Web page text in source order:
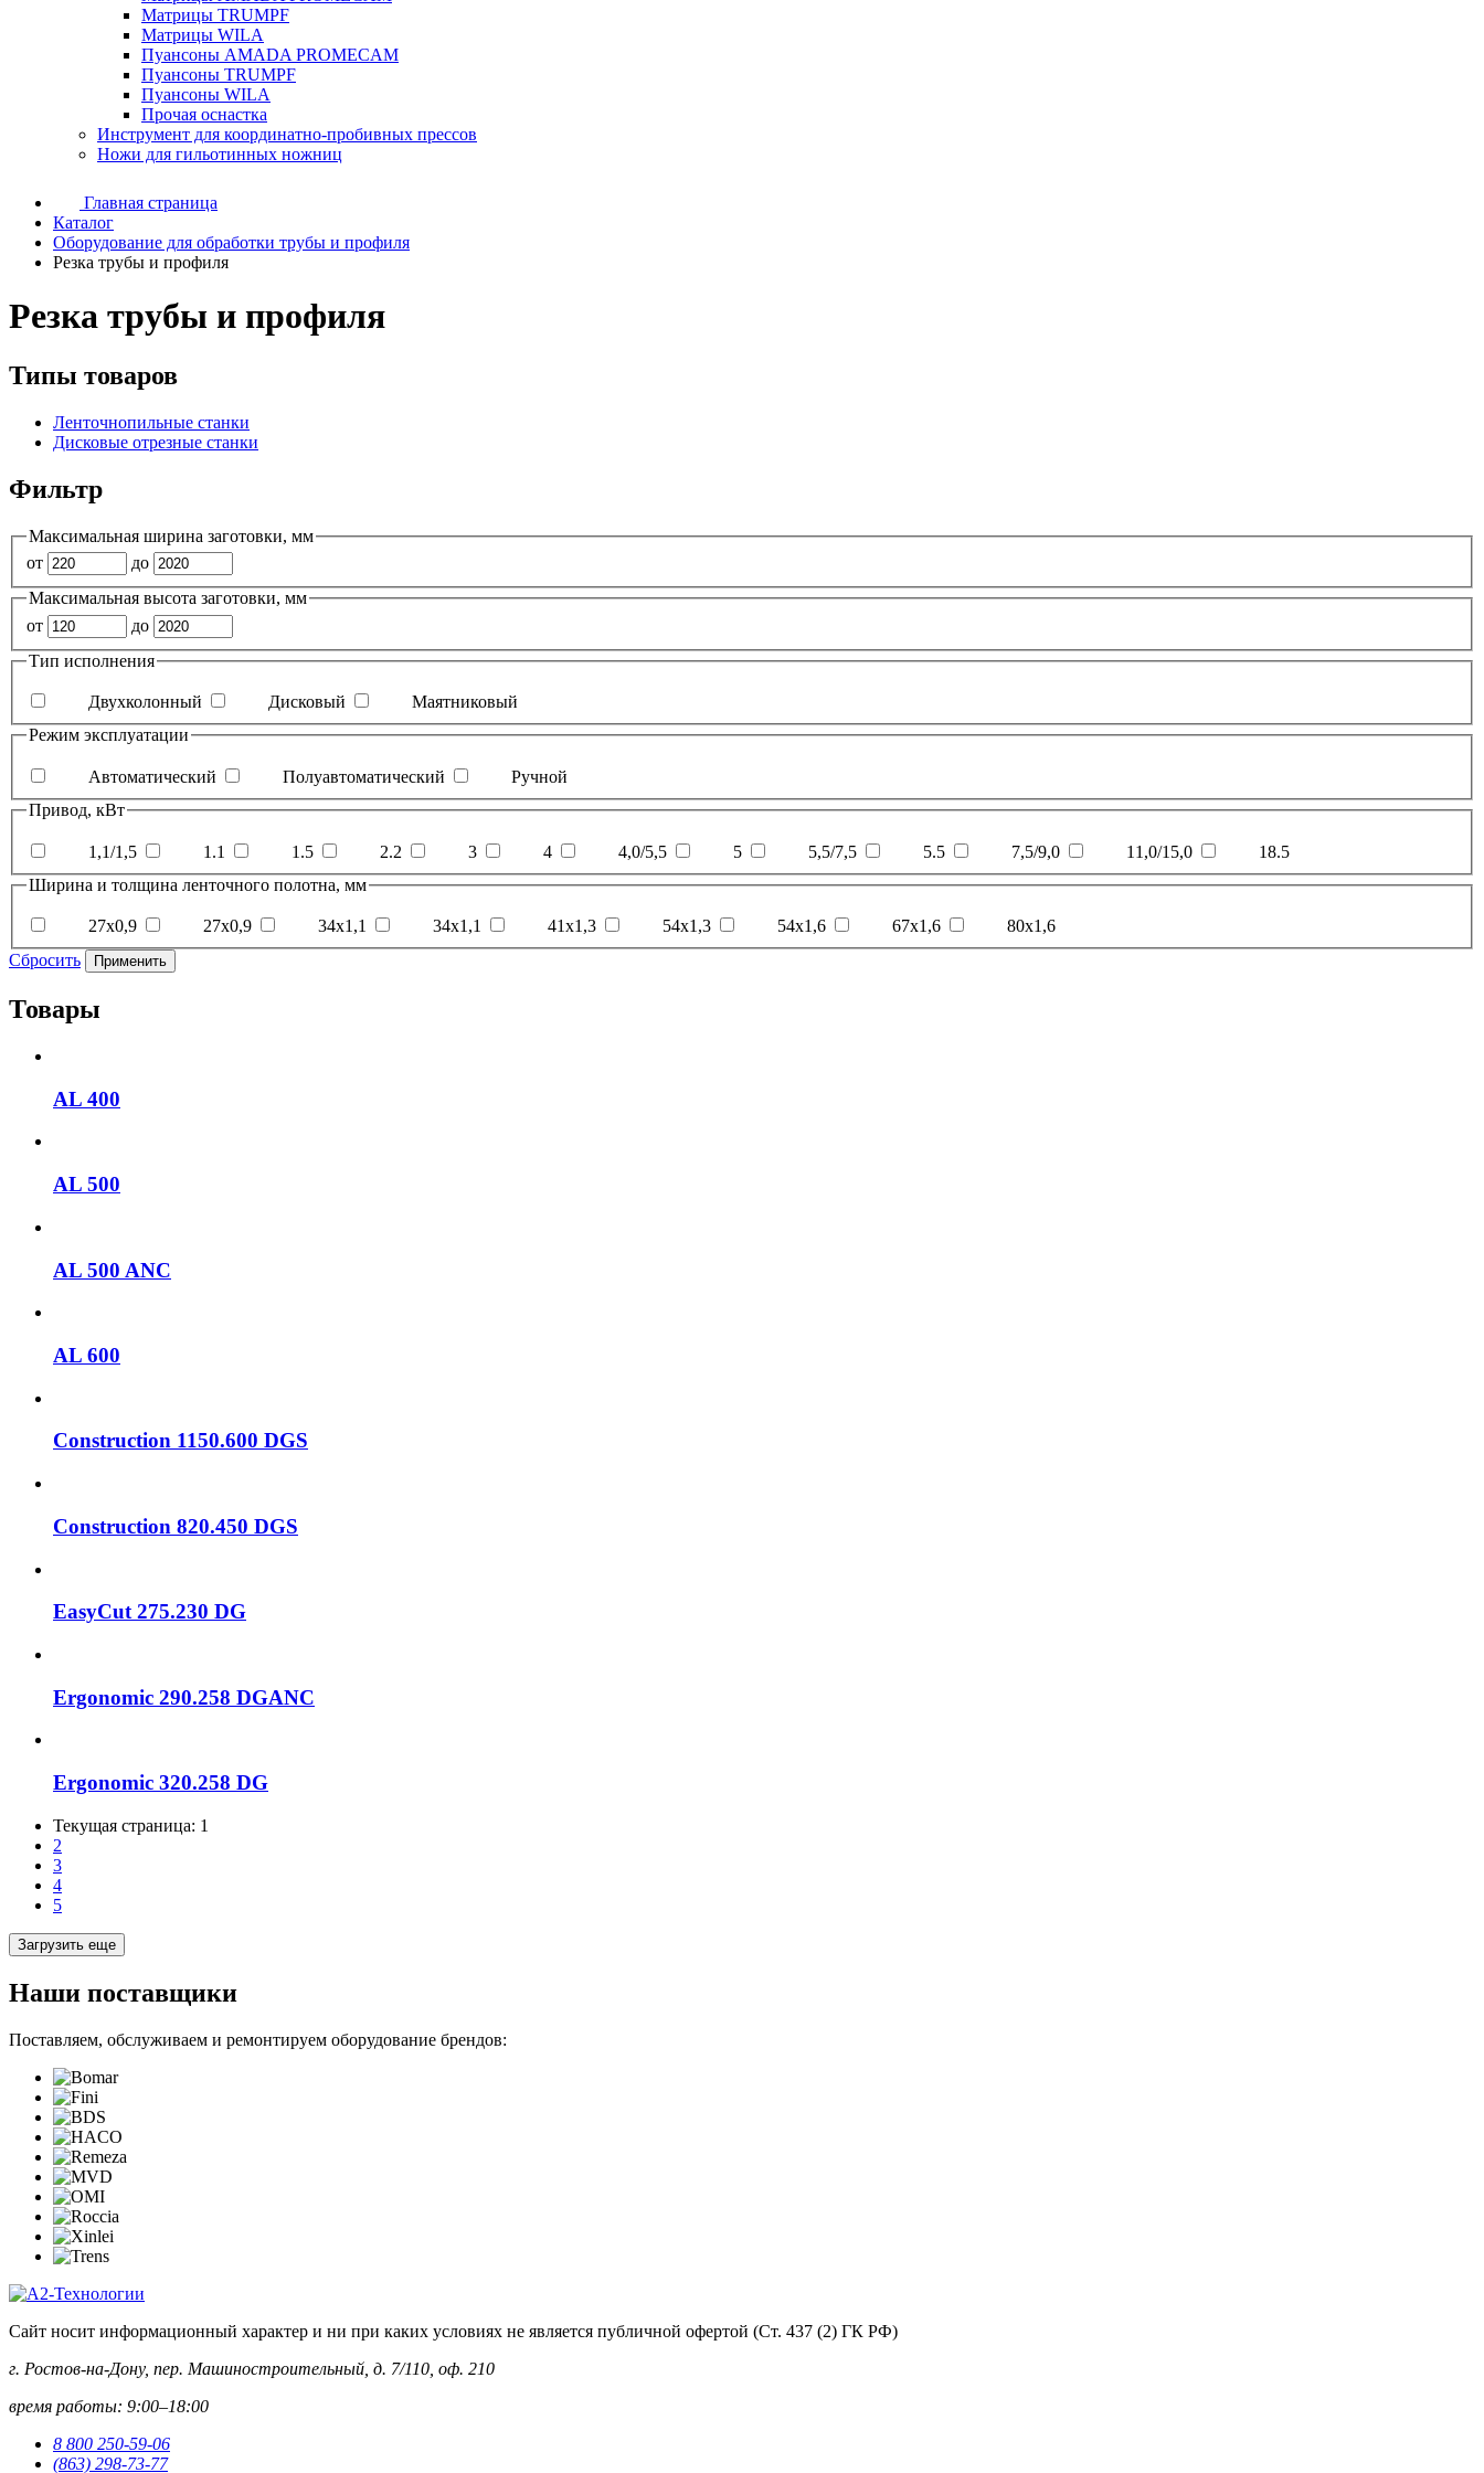
Матрицы TRUMPF
Матрицы WILA
Пуансоны AMADA PROMECAM
Пуансоны TRUMPF
Пуансоны WILA
Прочая оснастка
Инструмент для координатно-пробивных прессов
Ножи для гильотинных ножниц
Главная страница
Каталог
Оборудование для обработки трубы и профиля
Резка трубы и профиля
Резка трубы и профиля
Типы товаров
Ленточнопильные станки
Дисковые отрезные станки
Фильтр
Максимальная ширина заготовки, мм
от
до
Максимальная высота заготовки, мм
от
до
Тип исполнения
Двухколонный Дисковый
Маятниковый
Режим эксплуатации
Автоматический Полуавтоматический
Ручной
Привод, кВт
1,1/1,5 1.1 1.5 2.2 3 4 4,0/5,5 5 5,5/7,5 5.5 7,5/9,0 11,0/15,0
18.5
Ширина и толщина ленточного полотна, мм
27x0,9 27х0,9 34x1,1 34х1,1 41х1,3 54х1,3 54х1,6 67х1,6
80х1,6
Сбросить
Применить
Товары
AL 400
AL 500
AL 500 ANC
AL 600
Construction 1150.600 DGS
Construction 820.450 DGS
EasyCut 275.230 DG
Ergonomic 290.258 DGANC
Ergonomic 320.258 DG
Текущая страница: 1
2
3
4
5
Загрузить еще
Наши поставщики
Поставляем, обслуживаем и ремонтируем оборудование брендов:
Сайт носит информационный характер и ни при каких условиях не является публичной офертой (Ст. 437 (2) ГК РФ)
г. Ростов-на-Дону, пер. Машиностроительный, д. 7/110, оф. 210
время работы: 9:00–18:00
8 800 250-59-06
(863) 298-73-77